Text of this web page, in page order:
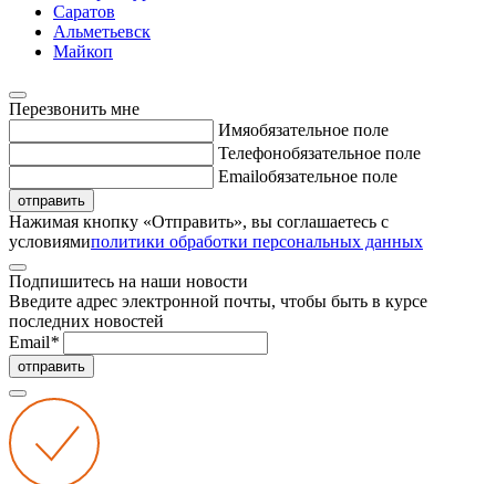
Саратов
Альметьевск
Майкоп
Перезвонить мне
Имяобязательное поле
Телефонобязательное поле
Emailобязательное поле
отправить
Нажимая кнопку «Отправить», вы соглашаетесь с
условиямиполитики обработки персональных данных
Подпишитесь на наши новости
Введите адрес электронной почты, чтобы быть в курсе
последних новостей
Email*
отправить